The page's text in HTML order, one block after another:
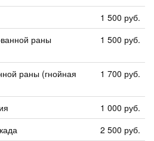
1 500 руб.
раны
1 500 руб.
раны (гнойная
1 700 руб.
1 000 руб.
2 500 руб.